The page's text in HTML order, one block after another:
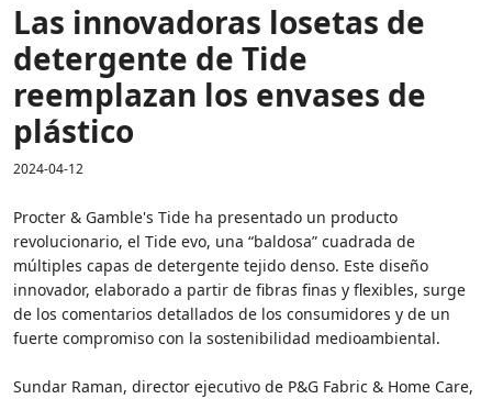
Las innovadoras losetas de
detergente de Tide
reemplazan los envases de
plástico
2024-04-12
Procter & Gamble's Tide ha presentado un producto
revolucionario, el Tide evo, una “baldosa” cuadrada de
múltiples capas de detergente tejido denso. Este diseño
innovador, elaborado a partir de fibras finas y flexibles, surge
de los comentarios detallados de los consumidores y de un
fuerte compromiso con la sostenibilidad medioambiental.
Sundar Raman, director ejecutivo de P&G Fabric & Home Care,